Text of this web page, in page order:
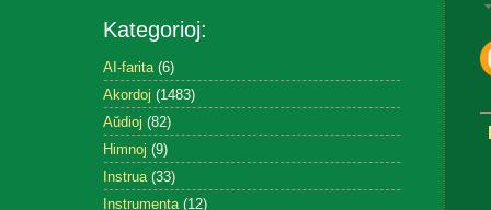
Kategorioj:
AI-farita (6)
Akordoj (1483)
Aŭdioj (82)
Himnoj (9)
Instrua (33)
Instrumenta (12)